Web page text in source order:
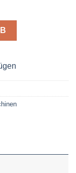
W Menge